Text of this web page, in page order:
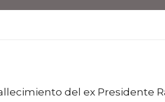
del ex Presidente